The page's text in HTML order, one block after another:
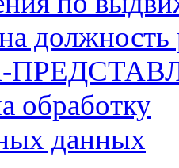
должность
обработку
данных